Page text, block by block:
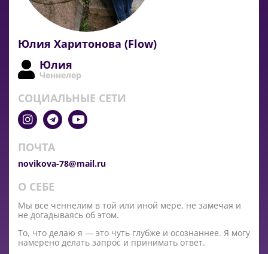
Юлия Харитонова (Flow)
Юлия
Ченнелер
СОЦИАЛЬНЫЕ СЕТИ
ПОЧТА
novikova-78@mail.ru
О СЕБЕ
Мы все ченнелим в той или иной мере, не замечая и
не догадываясь об этом.
То, что делаю я — это чуть глубже и осознаннее. Я могу
намерено делать запрос и принимать ответ.